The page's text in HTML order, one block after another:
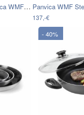
Čierna antikoro panvica WMF Permadur…
137,-€
- 40%